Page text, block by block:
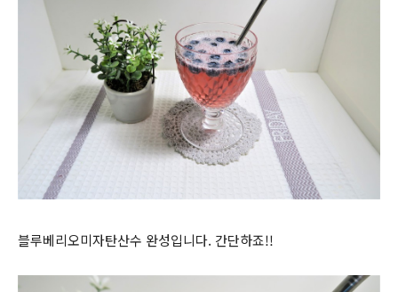
블루베리오미자탄산수 완성입니다. 간단하죠!!